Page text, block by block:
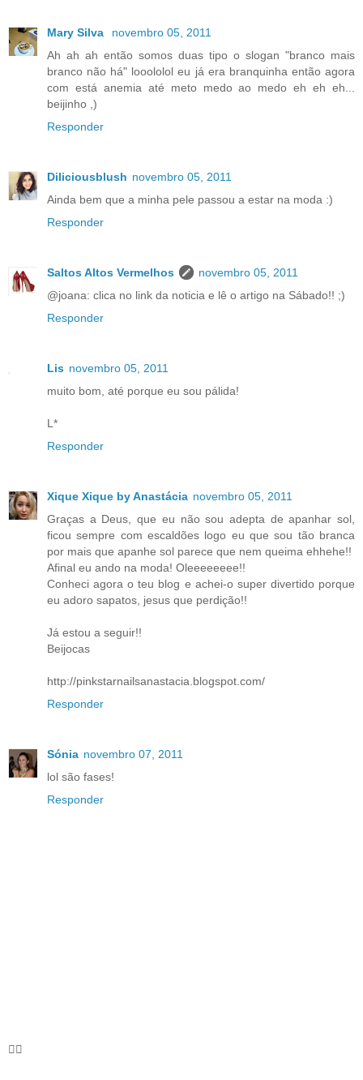
Mary Silva
novembro 05, 2011
Ah ah ah então somos duas tipo o slogan "branco mais
branco não há" looololol eu já era branquinha então agora
com está anemia até meto medo ao medo eh eh eh...
beijinho ,)
Responder
Diliciousblush novembro 05, 2011
Ainda bem que a minha pele passou a estar na moda :)
Responder
Saltos Altos Vermelhos
novembro 05, 2011
@joana: clica no link da noticia e lê o artigo na Sábado!! ;)
Responder
Lis novembro 05, 2011
muito bom, até porque eu sou pálida!
L*
Responder
Xique Xique by Anastácia novembro 05, 2011
Graças a Deus, que eu não sou adepta de apanhar sol,
ficou sempre com escaldões logo eu que sou tão branca
por mais que apanhe sol parece que nem queima ehhehe!!
Afinal eu ando na moda! Oleeeeeeee!!
Conheci agora o teu blog e achei-o super divertido porque
eu adoro sapatos, jesus que perdição!!
Já estou a seguir!!
Beijocas
http://pinkstarnailsanastacia.blogspot.com/
Responder
Sónia novembro 07, 2011
lol são fases!
Responder
🦸‍♀️